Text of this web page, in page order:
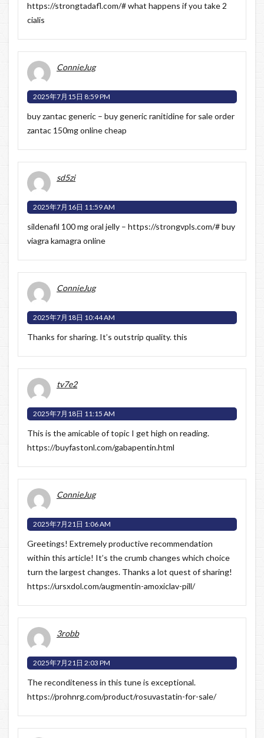
https://strongtadafl.com/#what happens if you take 2
cialis
ConnieJug
2025年7月15日 8:59 PM
buy zantac generic – buy generic ranitidine for saleorder
zantac 150mg online cheap
sd5zi
2025年7月16日 11:59 AM
sildenafil 100 mg oral jelly – https://strongvpls.com/#buy
viagra kamagra online
ConnieJug
2025年7月18日 10:44 AM
Thanks for sharing. It’s outstrip quality.this
tv7e2
2025年7月18日 11:15 AM
This is the amicable of topic I get high on reading.
https://buyfastonl.com/gabapentin.html
ConnieJug
2025年7月21日 1:06 AM
Greetings! Extremely productive recommendation
within this article! It’s the crumb changes which choice
turn the largest changes. Thanks a lot quest of sharing!
https://ursxdol.com/augmentin-amoxiclav-pill/
3robb
2025年7月21日 2:03 PM
The reconditeness in this tune is exceptional.
https://prohnrg.com/product/rosuvastatin-for-sale/